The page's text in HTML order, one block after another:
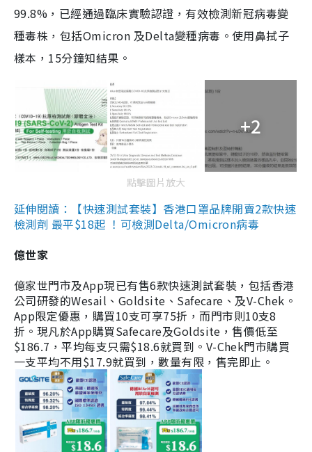
99.8%，已經通過臨床實驗認證，有效檢測新冠病毒變
種毒株，包括Omicron 及Delta變種病毒。使用鼻拭子
樣本，15分鐘知結果。
+2
點擊圖片放大
延伸閱讀：【快速測試套裝】香港口罩品牌開賣2款快速
檢測劑 最平$18起 ！可檢測Delta/Omicron病毒
億世家
億家世門市及App現已有售6款快速測試套裝，包括香港
公司研發的Wesail、Goldsite、Safecare、及V-Chek。
App限定優惠，購買10支可享75折，而門市則10支8
折。現凡於App購買Safecare及Goldsite，售價低至
$186.7，平均每支只需$18.6就買到。V-Chek門市購買
一支平均不用$17.9就買到，數量有限，售完即止。